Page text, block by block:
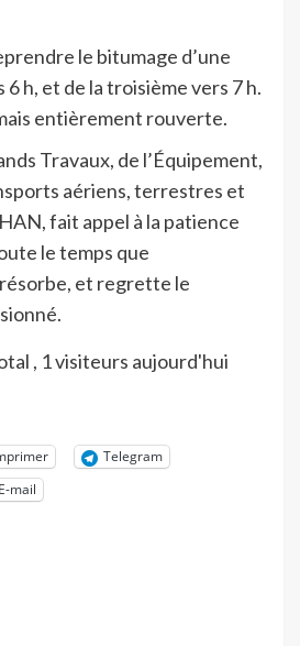
le bitumage d’une
h, et de la troisième vers 7 h.
entièrement rouverte.
Travaux, de l’Équipement,
aériens, terrestres et
fait appel à la patience
le temps que
et regrette le
, 1 visiteurs aujourd'hui
Telegram
E-mail